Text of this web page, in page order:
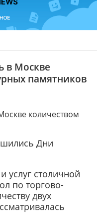
в Москве
памятников
Дни
услуг столичной
по торгово-
двух